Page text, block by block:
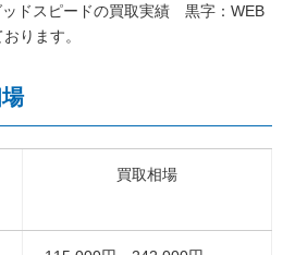
ドスピードの買取実績 黒字：WEB
ります。
買取相場